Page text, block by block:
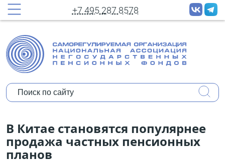
+7 495 287 8578
принудительных рассылок новостей
Полное имя:
Организация:
Уполномочены ли Вы представлять
мнение организации?
В Китае становятся популярнее
продажа частных пенсионных
планов